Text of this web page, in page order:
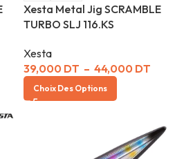
Xesta Metal Jig SCRAMBLE
TURBO SLJ 116.KS
Xesta
39,000 DT – 44,000 DT
Choix Des Options